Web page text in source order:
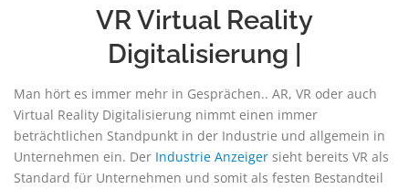
VR Virtual Reality
Digitalisierung |
Man hört es immer mehr in Gesprächen.. AR, VR oder auch
Virtual Reality Digitalisierung nimmt einen immer
beträchtlichen Standpunkt in der Industrie und allgemein in
Unternehmen ein. Der Industrie Anzeiger sieht bereits VR als
Standard für Unternehmen und somit als festen Bestandteil